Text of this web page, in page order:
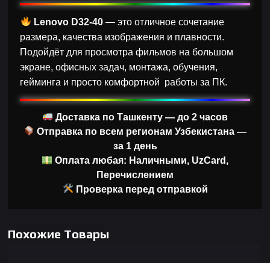
Lenovo D32-40— это отличное сочетание
размера, качества изображения и плавности.
Подойдёт для просмотра фильмов на большом
экране, офисных задач, монтажа, обучения,
гейминга и просто комфортной работы за ПК.
Доставка по Ташкенту — до 2 часов
Отправка по всем регионам Узбекистана —
за 1 день
Оплата любая: Наличными, UzCard,
Перечислением
Проверка перед отправкой
Похожие Товары